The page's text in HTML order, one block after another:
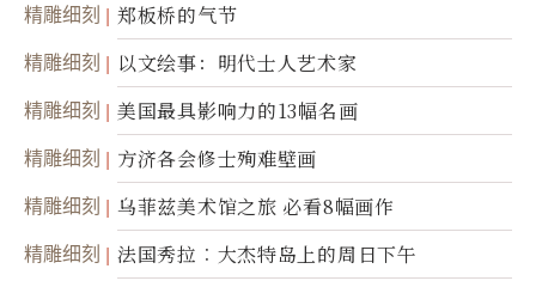
精雕细刻 郑板桥的气节
精雕细刻 以文绘事：明代士人艺术家
精雕细刻 美国最具影响力的13幅名画
精雕细刻 方济各会修士殉难壁画
精雕细刻 乌菲兹美术馆之旅 必看8幅画作
精雕细刻 法国秀拉︰大杰特岛上的周日下午